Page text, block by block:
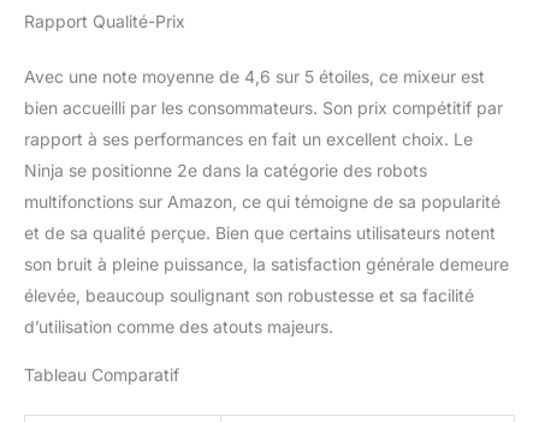
Rapport Qualité-Prix
Avec une note moyenne de 4,6 sur 5 étoiles, ce mixeur est
bien accueilli par les consommateurs. Son prix compétitif par
rapport à ses performances en fait un excellent choix. Le
Ninja se positionne 2e dans la catégorie des robots
multifonctions sur Amazon, ce qui témoigne de sa popularité
et de sa qualité perçue. Bien que certains utilisateurs notent
son bruit à pleine puissance, la satisfaction générale demeure
élevée, beaucoup soulignant son robustesse et sa facilité
d’utilisation comme des atouts majeurs.
Tableau Comparatif